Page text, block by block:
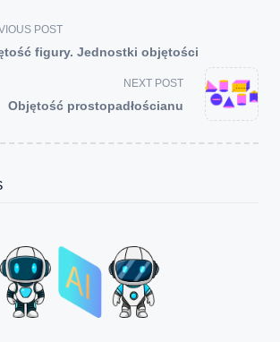
POST
figury. Jednostki objętości
NEXT POST
Objętość prostopadłościanu